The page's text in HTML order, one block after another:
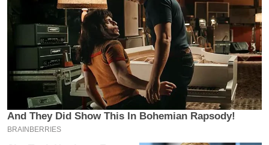
ल
क्रि
ट
P
L